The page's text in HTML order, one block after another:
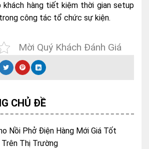
khách hàng tiết kiệm thời gian setup
công tác tổ chức sự kiện.
Mời Quý Khách Đánh Giá
CHỦ ĐỀ
Nồi Phở Điện Hàng Mới Giá Tốt
Trên Thị Trường